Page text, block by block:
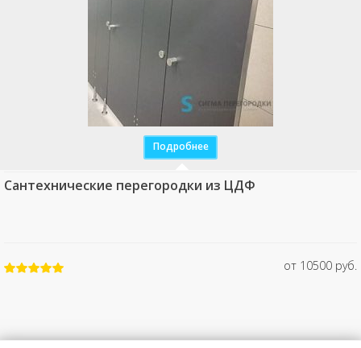
Подробнее
Сантехнические перегородки из ЦДФ
от 10500 руб.